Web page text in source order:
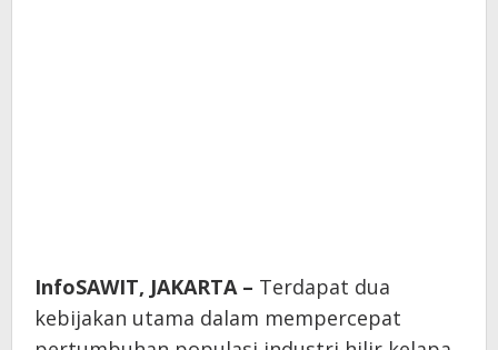
InfoSAWIT, JAKARTA – Terdapat dua
kebijakan utama dalam mempercepat